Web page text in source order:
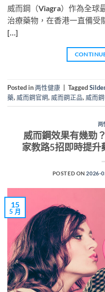
威而鋼（Viagra）作為全球
治療藥物，在香港一直備受
[…]
Posted in两性健康 Tagged
藥, 威而鋼官網, 威而鋼正品, 威而
两
威而鋼效果有幾勁
家教路5招即時提升
POSTED ON2026-
15
5 月